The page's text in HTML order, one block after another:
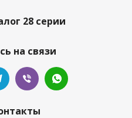
28 серии
на связи